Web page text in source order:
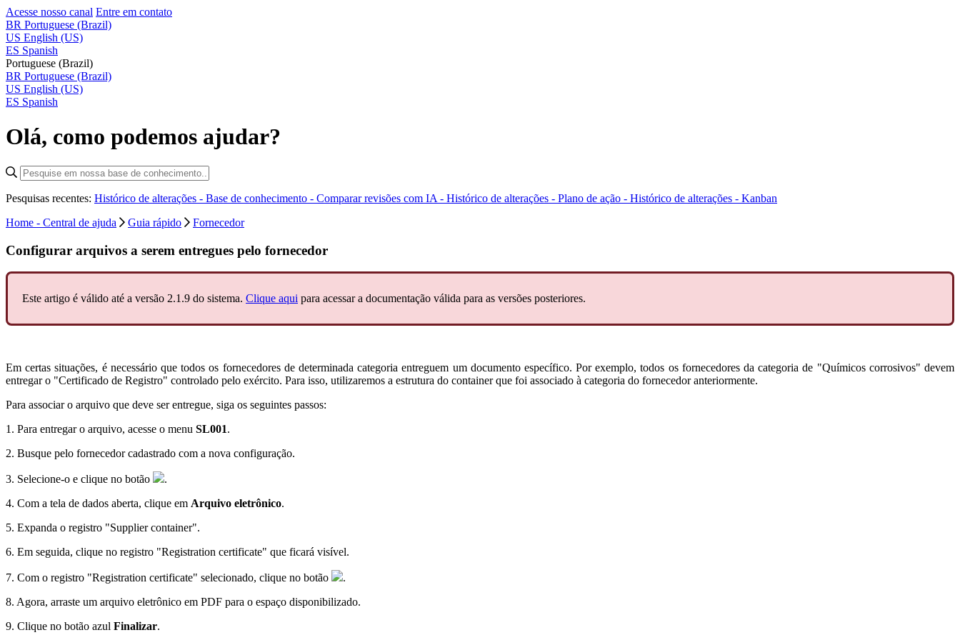
Acesse nosso canal Entre em contato
BR Portuguese (Brazil)
US English (US)
ES Spanish
Portuguese (Brazil)
BR Portuguese (Brazil)
US English (US)
ES Spanish
Olá, como podemos ajudar?
Pesquisas recentes: Histórico de alterações - Base de conhecimento - Comparar revisões com IA - Histórico de alterações - Plano de ação - Histórico de alterações - Kanban
Home - Central de ajuda
Guia rápido Fornecedor
Configurar arquivos a serem entregues pelo fornecedor
Este artigo é válido até a versão 2.1.9 do sistema. Clique aqui para acessar a documentação válida para as versões posteriores.
Em certas situações, é necessário que todos os fornecedores de determinada categoria entreguem um documento específico. Por exemplo, todos os fornecedores da categoria de "Químicos corrosivos" devem
entregar o "Certificado de Registro" controlado pelo exército. Para isso, utilizaremos a estrutura do container que foi associado à categoria do fornecedor anteriormente.
Para associar o arquivo que deve ser entregue, siga os seguintes passos:
1. Para entregar o arquivo, acesse o menu SL001.
2. Busque pelo fornecedor cadastrado com a nova configuração.
3. Selecione-o e clique no botão
.
4. Com a tela de dados aberta, clique em Arquivo eletrônico.
5. Expanda o registro "Supplier container".
6. Em seguida, clique no registro "Registration certificate" que ficará visível.
7. Com o registro "Registration certificate" selecionado, clique no botão
.
8. Agora, arraste um arquivo eletrônico em PDF para o espaço disponibilizado.
9. Clique no botão azul Finalizar.